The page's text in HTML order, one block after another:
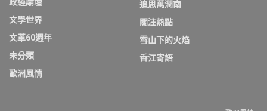
政經論壇
文學世界
文革60週年
未分類
歐洲風情
追思萬潤南
關注熱點
雪山下的火焰
香江寄語